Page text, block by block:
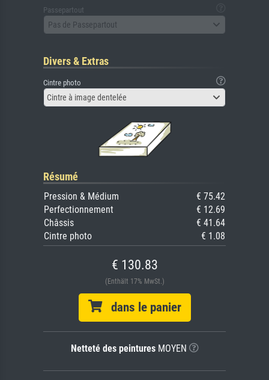
Passepartout
Pas de Passepartout
Divers & Extras
Cintre photo
Cintre à image dentelée
Résumé
Pression & Médium
€ 75.42
Perfectionnement
€ 12.69
Châssis
€ 41.64
Cintre photo
€ 1.08
€ 130.83
(Enthält 17% MwSt.)
dans le panier
Netteté des peinturesMOYEN